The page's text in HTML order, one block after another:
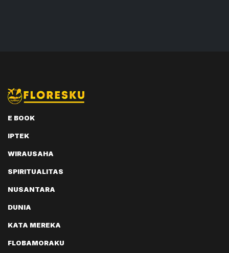
E BOOK
IPTEK
WIRAUSAHA
SPIRITUALITAS
NUSANTARA
DUNIA
KATA MEREKA
FLOBAMORAKU